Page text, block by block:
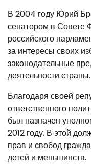
В 2004 году Юрий
сенатором в Совете
российского
за интересы своих
законодательные
деятельности страны.
Благодаря своей
ответственного
был назначен
2012 году. В этой
прав и свобод
детей и меньшинств.